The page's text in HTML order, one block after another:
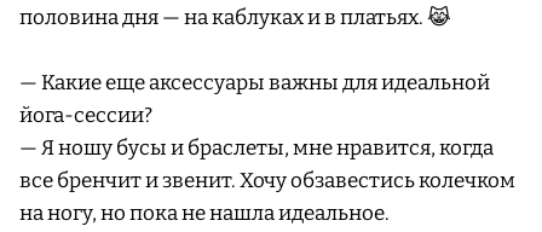
половина дня — на каблуках и в платьях. 😹
— Какие еще аксессуары важны для идеальной
йога-сессии?
— Я ношу бусы и браслеты, мне нравится, когда
все бренчит и звенит. Хочу обзавестись колечком
на ногу, но пока не нашла идеальное.